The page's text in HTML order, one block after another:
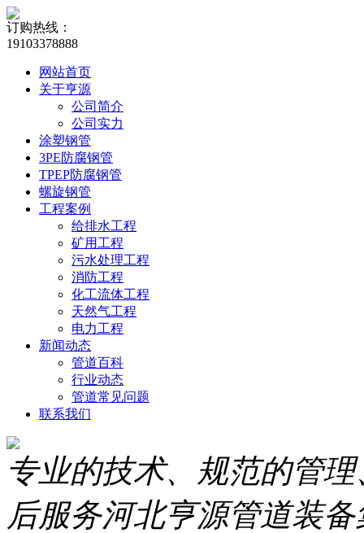
订购热线：
19103378888
网站首页
关于亨源
公司简介
公司实力
涂塑钢管
3PE防腐钢管
TPEP防腐钢管
螺旋钢管
工程案例
给排水工程
矿用工程
污水处理工程
消防工程
化工流体工程
天然气工程
电力工程
新闻动态
管道百科
行业动态
管道常见问题
联系我们
专业的技术、规范的管
后服务河北亨源管道装